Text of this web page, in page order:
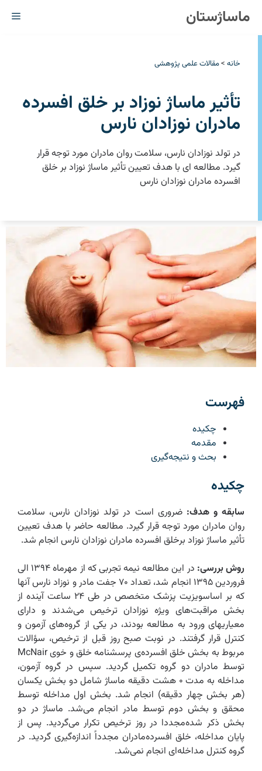
محتوا
ماساژستان
خانه >مقالات علمی پژوهشی
تأثیر ماساژ نوزاد بر خلق افسرده
مادران نوزادان نارس
در تولد نوزادان نارس، سلامت روان مادران مورد توجه قرار
گیرد. مطالعه ای با هدف تعیین تأثیر ماساژ نوزاد بر خلق
افسرده مادران ‏نوزادان نارس
فهرست
چکیده
مقدمه
بحث و نتیجه‌گیری
چکیده
سابقه و هدف:ضروری است در تولد نوزادان نارس، سلامت
روان مادران مورد توجه قرار گیرد. مطالعه حاضر با هدف تعیین
تأثیر ماساژ نوزاد برخلق افسرده مادران نوزادان نارس انجام شد.
روش بررسی:
در این مطالعه نیمه تجربی که از مهرماه ۱۳۹۴ الی
فروردین ۱۳۹۵ انجام شد، تعداد ۷۰ جفت مادر و نوزاد نارس آنها
که بر اساسویزیت پزشک متخصص در طی ۲۴ ساعت آینده از
بخش مراقبت‌های ویژه نوزادان ترخیص می‌شدند و دارای
معیاریهای ورود به مطالعه بودند، در یکی از گروه‌های آزمون و
کنترل قرار گرفتند. در نوبت صبح روز قبل از ترخیص، سؤالات
مربوط به بخش خلق افسرده‌ی پرسشنامه خلق و خوی McNair
توسط مادران دو گروه تکمیل گردید. سپس در گروه آزمون،
مداخله به مدت ۰ هشت دقیقه ماساژ شامل دو بخش یکسان
(هر بخش چهار دقیقه) انجام شد. بخش اول مداخله توسط
محقق و بخش دوم توسط مادر انجام می‌شد. ماساژ در دو
بخش ذکر شده‌مجددا در روز ترخیص تکرار می‌گردید. پس از
پایان مداخله، خلق افسرده‌مادران مجدداً اندازه‌گیری گردید. در
گروه کنترل مداخله‌ای انجام نمی‌شد.